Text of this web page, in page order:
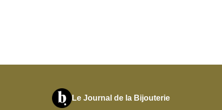
Le Journal de la Bijouterie